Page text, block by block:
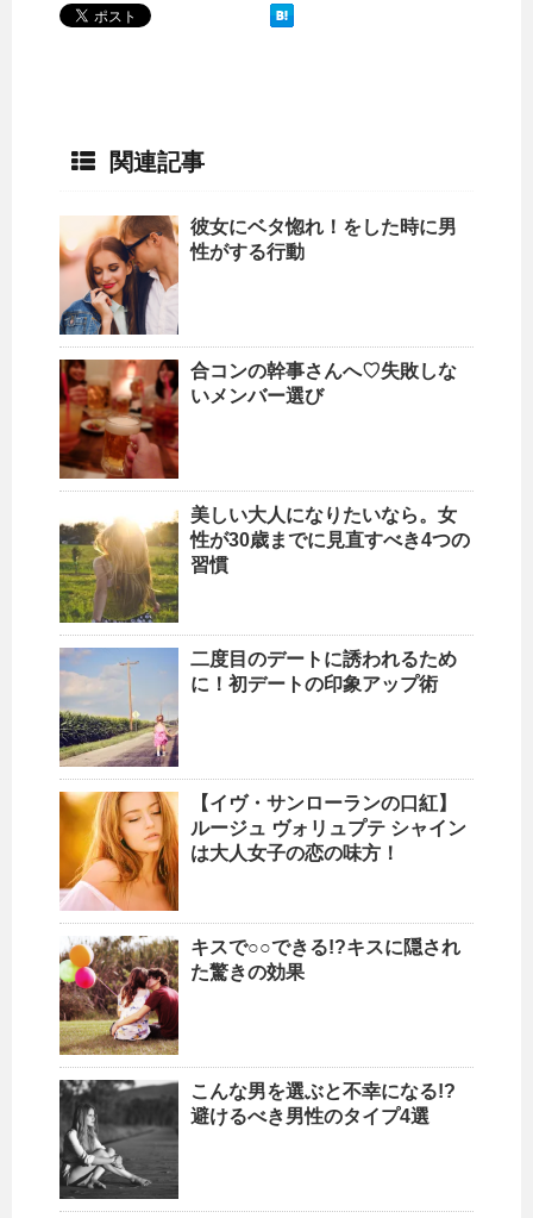
関連記事
彼女にベタ惚れ！をした時に男
性がする行動
合コンの幹事さんへ♡失敗しな
いメンバー選び
美しい大人になりたいなら。女
性が30歳までに見直すべき4つの
習慣
二度目のデートに誘われるため
に！初デートの印象アップ術
【イヴ・サンローランの口紅】
ルージュ ヴォリュプテ シャイン
は大人女子の恋の味方！
キスで○○できる!?キスに隠され
た驚きの効果
こんな男を選ぶと不幸になる!?
避けるべき男性のタイプ4選